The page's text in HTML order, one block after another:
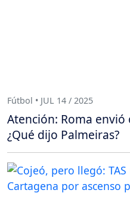
Fútbol • JUL 14 / 2025
Atención: Roma
¿Qué dijo Palmeiras?